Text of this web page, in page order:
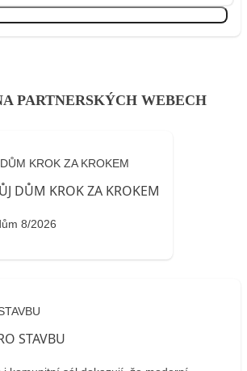
PARTNERSKÝCH WEBECH
KROK ZA KROKEM
8/2026